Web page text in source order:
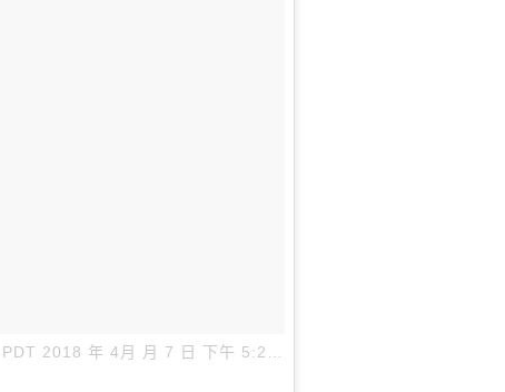
PDT 2018 年 4月 月 7 日 下午 5:29